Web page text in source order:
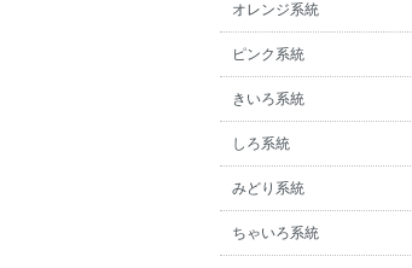
オレンジ系統
ピンク系統
きいろ系統
しろ系統
みどり系統
ちゃいろ系統